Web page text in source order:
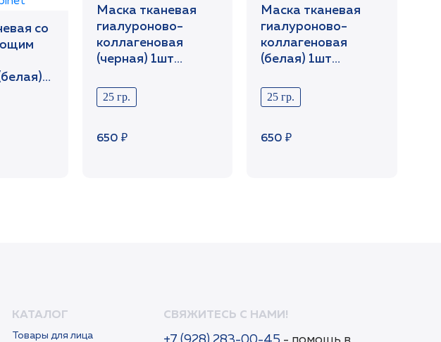
со
Маска тканевая
гиалуроново-
коллагеновая
(черная) 1шт
25 гр.
650 ₽
Маска тканевая
гиалуроново-
коллагеновая
(белая) 1шт
25 гр.
650 ₽
КАТАЛОГ
Товары для лица
СВЯЖИТЕСЬ С НАМИ!